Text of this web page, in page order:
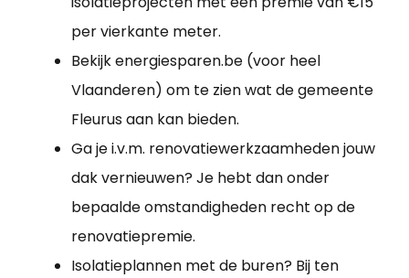
per vierkante meter.
Bekijk energiesparen.be (voor heel
Vlaanderen) om te zien wat de gemeente
Fleurus aan kan bieden.
Ga je i.v.m. renovatiewerkzaamheden jouw
dak vernieuwen? Je hebt dan onder
bepaalde omstandigheden recht op de
renovatiepremie.
Isolatieplannen met de buren? Bij ten